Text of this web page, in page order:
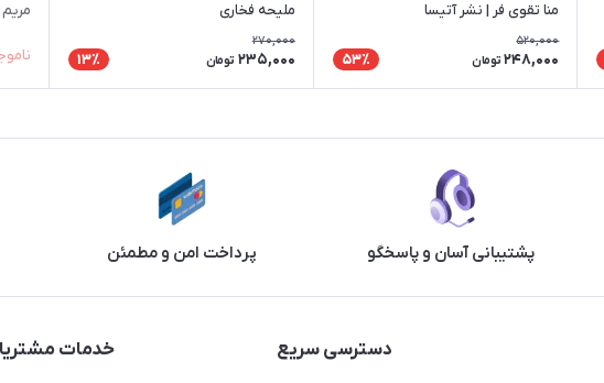
منا تقوی فر | نشر آتیسا
520,000
248,000 تومان 53٪
ملیحه فخاری
270,000
235,000 تومان 13٪
مریم
پشتیبانی آسان و پاسخگو پرداخت امن و مطمئن
دسترسی سریع خدمات